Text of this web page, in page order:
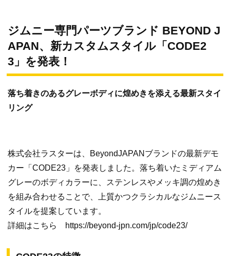
ジムニー専門パーツブランド BEYOND J
APAN、新カスタムスタイル「CODE2
3」を発表！
落ち着きのあるグレーボディに煌めきを添える最新スタイ
リング
株式会社ラスターは、BeyondJAPANブランドの最新デモ
カー「CODE23」を発表しました。落ち着いたミディアム
グレーのボディカラーに、ステンレスやメッキ調の煌めき
を組み合わせることで、上質かつクラシカルなジムニース
タイルを提案しています。
詳細はこちら https://beyond-jpn.com/jp/code23/